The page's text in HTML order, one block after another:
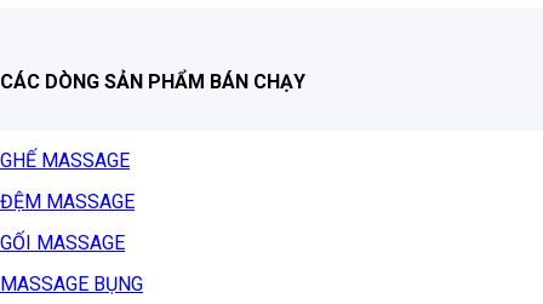
CÁC DÒNG SẢN PHẨM BÁN CHẠY
GHẾ MASSAGE
ĐỆM MASSAGE
GỐI MASSAGE
MASSAGE BỤNG